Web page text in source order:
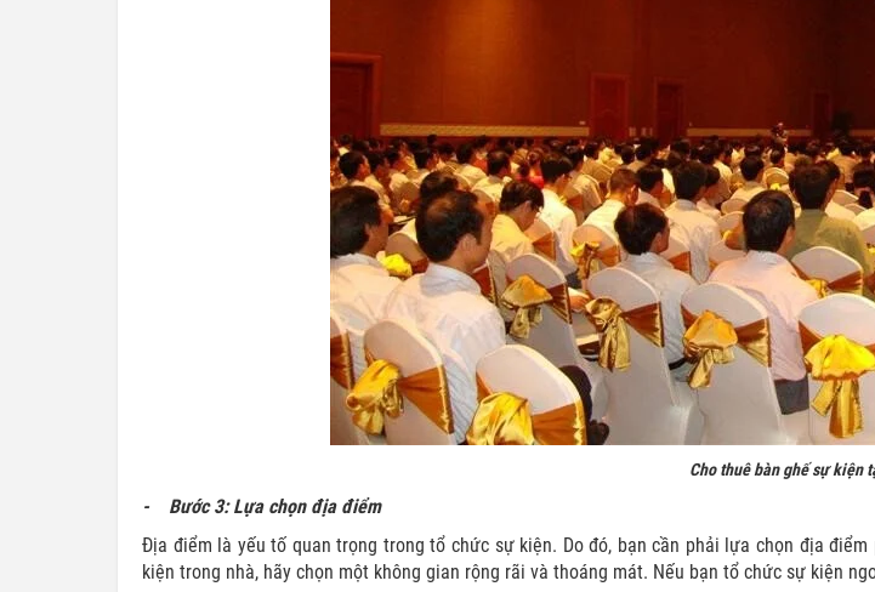
Cho thuê bàn ghế sự kiện
- Bước 3: Lựa chọn địa điểm
Địa điểm là yếu tố quan trọng trong tổ chức sự kiện. Do đó, bạn cần phải lựa chọn địa
kiện trong nhà, hãy chọn một không gian rộng rãi và thoáng mát. Nếu bạn tổ chức sự kiện